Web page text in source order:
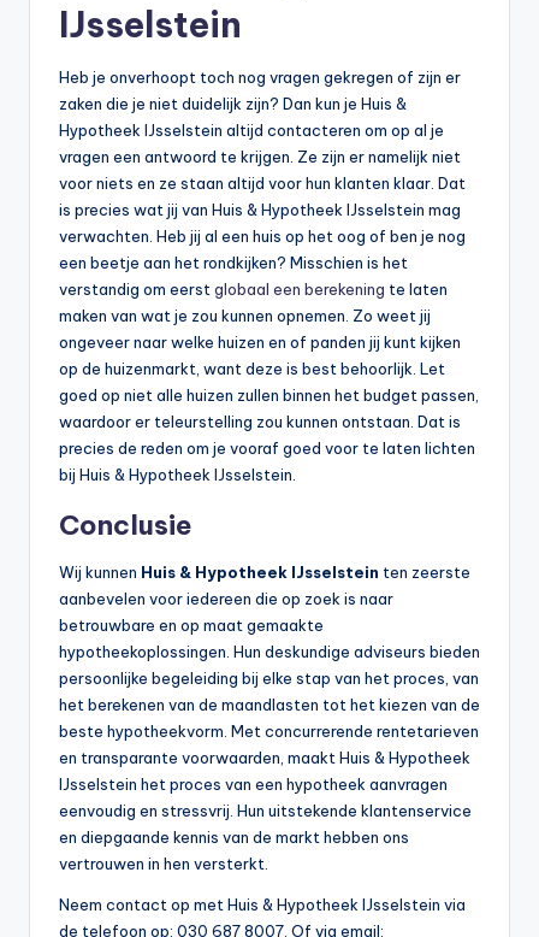
IJsselstein
Heb je onverhoopt toch nog vragen gekregen of zijn er
zaken die je niet duidelijk zijn? Dan kun je Huis &
Hypotheek IJsselstein altijd contacteren om op al je
vragen een antwoord te krijgen. Ze zijn er namelijk niet
voor niets en ze staan altijd voor hun klanten klaar. Dat
is precies wat jij van Huis & Hypotheek IJsselstein mag
verwachten. Heb jij al een huis op het oog of ben je nog
een beetje aan het rondkijken? Misschien is het
verstandig om eerst globaal een berekening te laten
maken van wat je zou kunnen opnemen. Zo weet jij
ongeveer naar welke huizen en of panden jij kunt kijken
op de huizenmarkt, want deze is best behoorlijk. Let
goed op niet alle huizen zullen binnen het budget passen,
waardoor er teleurstelling zou kunnen ontstaan. Dat is
precies de reden om je vooraf goed voor te laten lichten
bij Huis & Hypotheek IJsselstein.
Conclusie
Wij kunnen Huis & Hypotheek IJsselstein ten zeerste
aanbevelen voor iedereen die op zoek is naar
betrouwbare en op maat gemaakte
hypotheekoplossingen. Hun deskundige adviseurs bieden
persoonlijke begeleiding bij elke stap van het proces, van
het berekenen van de maandlasten tot het kiezen van de
beste hypotheekvorm. Met concurrerende rentetarieven
en transparante voorwaarden, maakt Huis & Hypotheek
IJsselstein het proces van een hypotheek aanvragen
eenvoudig en stressvrij. Hun uitstekende klantenservice
en diepgaande kennis van de markt hebben ons
vertrouwen in hen versterkt.
Neem contact op met Huis & Hypotheek IJsselstein via
de telefoon op: 030 687 8007. Of via email: